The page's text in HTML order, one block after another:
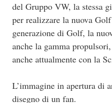
del Gruppo VW, la stessa
per realizzare la nuova
generazione di Golf, la
anche la gamma
anche attualmente con la
L’immagine in apertura di
disegno di un fan.